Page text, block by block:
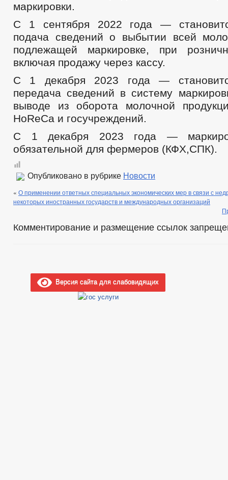
маркировки.
С 1 сентября 2022 года —
подача сведений о выбытии всей
подлежащей маркировке, при
включая продажу через кассу.
С 1 декабря 2023 года —
передача сведений в систему
выводе из оборота молочной
HoReCa и госучреждений.
С 1 декабря 2023 года —
обязательной для фермеров (КФХ,СПК).
Опубликовано в рубрике Новости
« О применении ответных специальных экономических мер в связи с
некоторых иностранных государств и международных организаций
Комментирование и размещение ссылок
Версия сайта для слабовидящих